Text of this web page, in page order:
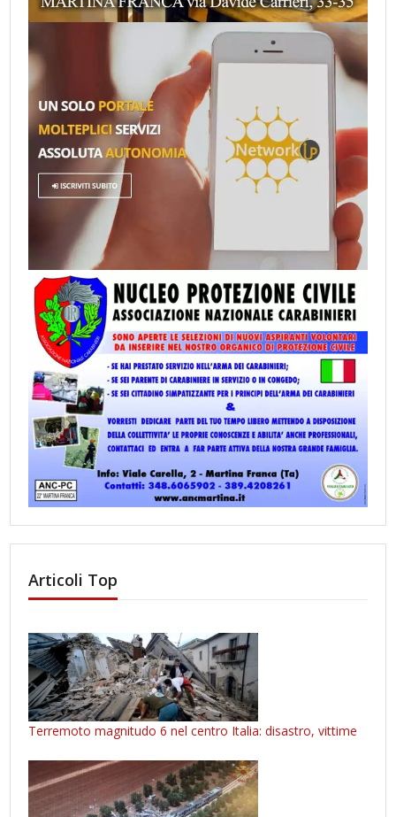
Articoli Top
Terremoto magnitudo 6 nel centro Italia: disastro, vittime